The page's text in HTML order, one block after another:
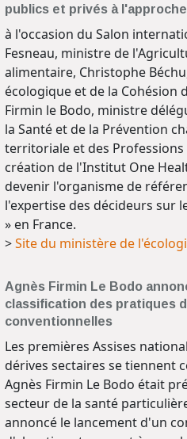
publics et privés à
à l'occasion du Salon
Fesneau, ministre de
alimentaire, Christophe
écologique et de la Cohésion
Firmin le Bodo, ministre
la Santé et de la Prévention
territoriale et des
création de l'Institut One
devenir l'organisme de
l'expertise des décideurs sur
» en France.
>Site du ministère de
Agnès Firmin Le Bodo
classification des pratiques
conventionnelles
Les premières Assises
dérives sectaires se tiennent
Agnès Firmin Le Bodo était
secteur de la santé
annoncé le lancement d'un